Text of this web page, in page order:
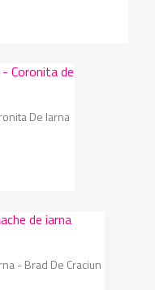
De Iarna
- Brad De Craciun